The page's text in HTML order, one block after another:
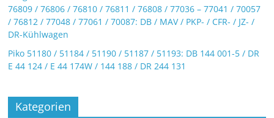
76809 / 76806 / 76810 / 76811 / 76808 / 77036 – 77041 / 70057
/ 76812 / 77048 / 77061 / 70087: DB / MAV / PKP- / CFR- / JZ- /
DR-Kühlwagen
Piko 51180 / 51184 / 51190 / 51187 / 51193: DB 144 001-5 / DR
E 44 124 / E 44 174W / 144 188 / DR 244 131
Kategorien